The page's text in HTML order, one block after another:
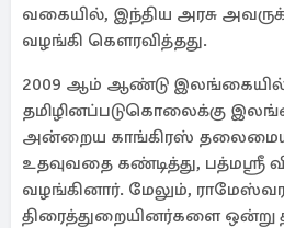
வகையில், இந்திய அரசு
வழங்கி கௌரவித்தது.
2009 ஆம் ஆண்டு
தமிழினப்படுகொலைக்கு
அன்றைய காங்கிரஸ்
உதவுவதை கண்டித்து, பத்மஸ்ரீ
வழங்கினார். மேலும்,
திரைத்துறையினர்களை ஒன்று